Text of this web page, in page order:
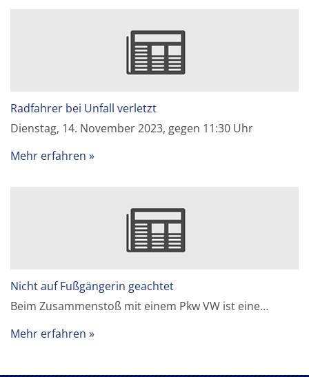
Radfahrer bei Unfall verletzt
Dienstag, 14. November 2023, gegen 11:30 Uhr
Mehr erfahren
Nicht auf Fußgängerin geachtet
Beim Zusammenstoß mit einem Pkw VW ist eine…
Mehr erfahren